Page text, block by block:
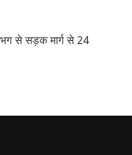
से सड़क मार्ग से 24